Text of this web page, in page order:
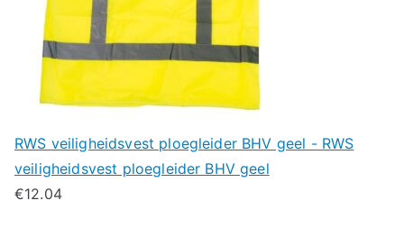
RWS veiligheidsvest ploegleider BHV geel - RWS
veiligheidsvest ploegleider BHV geel
€12.04